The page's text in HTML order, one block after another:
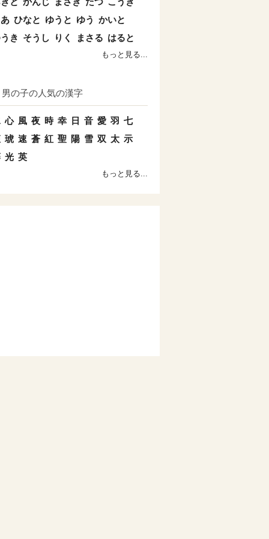
ひなと ゆうと ゆう かいと
き そうし りく まさる はると
もっと見る...
男の子の人気の漢字
心 風 夜 時 幸 日 音 愛 羽 七
琥 速 蒼 紅 聖 陽 雪 双 太 示
光 英
もっと見る...